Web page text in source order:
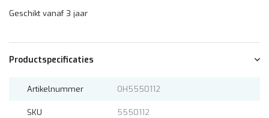
Geschikt vanaf 3 jaar
Productspecificaties
Artikelnummer OH5550112
SKU 5550112